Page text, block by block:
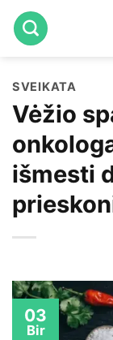
Skip
to
SVEIKATA
Vėžio
išmesti
03
Bir